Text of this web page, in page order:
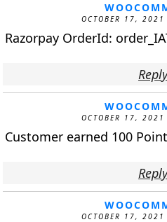
OCTOBER 17,
Razorpay OrderId:
Reply
OCTOBER 17,
Customer earned 100
Reply
OCTOBER 17,